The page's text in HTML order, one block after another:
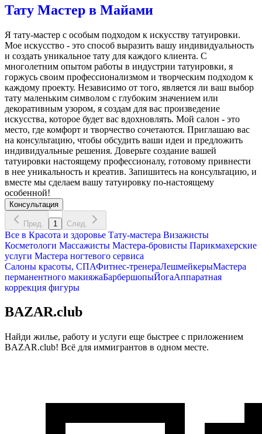
Тату Мастер в Майами
Я тату-мастер с особым подходом к искусству татуировки.
Мое искусство - это способ выразить вашу индивидуальность
и создать уникальное тату для каждого клиента. С
многолетним опытом работы в индустрии татуировки, я
горжусь своим профессионализмом и творческим подходом к
каждому проекту. Независимо от того, является ли ваш выбор
тату маленьким символом с глубоким значением или
декоративным узором, я создам для вас произведение
искусства, которое будет вас вдохновлять. Мой салон - это
место, где комфорт и творчество сочетаются. Приглашаю вас
на консультацию, чтобы обсудить ваши идеи и предложить
индивидуальные решения. Доверьте создание вашей
татуировки настоящему профессионалу, готовому привнести
в нее уникальность и креатив. Запишитесь на консультацию, и
вместе мы сделаем вашу татуировку по-настоящему
особенной!
Консультация
Пред. 1 След.
Все в Красота и здоровье Тату-мастера Визажисты
Косметологи Массажисты Мастера-бровисты Парикмахерские
услуги Мастера ногтевого сервиса
Салоны красоты, СПАФитнес-тренераЛешмейкерыМастера
перманентного макияжаБарбершопыЙогаАппаратная
коррекция фигуры
BAZAR.club
Найди жилье, работу и услуги еще быстрее с приложением
BAZAR.club! Всё для иммигрантов в одном месте.